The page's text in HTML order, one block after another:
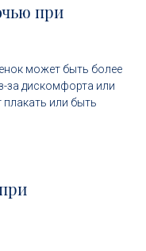
при
может быть более
за дискомфорта или
плакать или быть